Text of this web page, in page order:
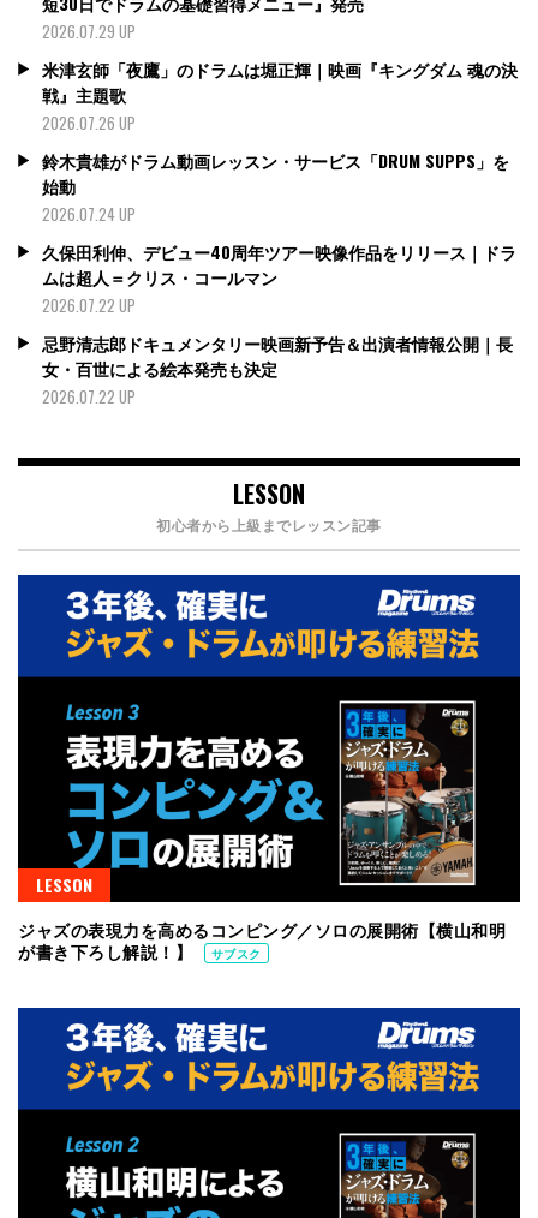
2026.07.29 UP
米津玄師「夜鷹」のドラムは堀正輝｜映画『キングダム 魂の決
戦』主題歌
2026.07.26 UP
鈴木貴雄がドラム動画レッスン・サービス「DRUM SUPPS」を
始動
2026.07.24 UP
久保田利伸、デビュー40周年ツアー映像作品をリリース｜ドラ
ムは超人＝クリス・コールマン
2026.07.22 UP
忌野清志郎ドキュメンタリー映画新予告＆出演者情報公開｜長
女・百世による絵本発売も決定
2026.07.22 UP
LESSON
初心者から上級までレッスン記事
LESSON
ジャズの表現力を高めるコンピング／ソロの展開術【横山和明
が書き下ろし解説！】
サブスク